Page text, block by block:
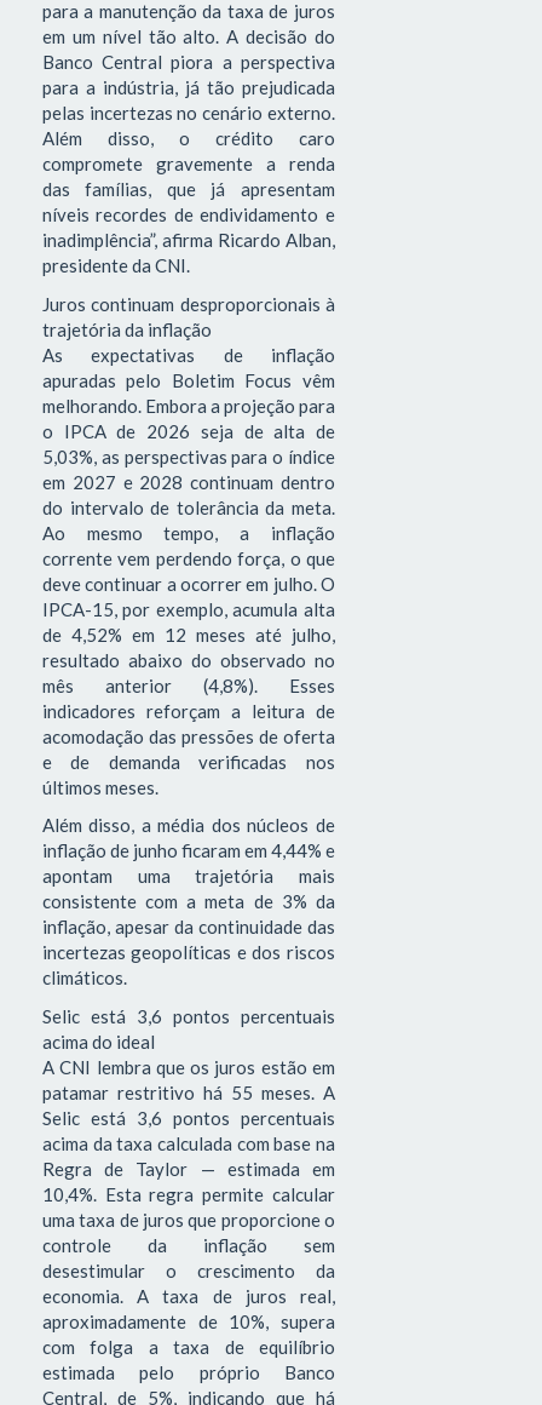
para a manutenção da taxa de juros
em um nível tão alto. A decisão do
Banco Central piora a perspectiva
para a indústria, já tão prejudicada
pelas incertezas no cenário externo.
Além disso, o crédito caro
compromete gravemente a renda
das famílias, que já apresentam
níveis recordes de endividamento e
inadimplência”, afirma Ricardo Alban,
presidente da CNI.
Juros continuam desproporcionais à
trajetória da inflação
As expectativas de inflação
apuradas pelo Boletim Focus vêm
melhorando. Embora a projeção para
o IPCA de 2026 seja de alta de
5,03%, as perspectivas para o índice
em 2027 e 2028 continuam dentro
do intervalo de tolerância da meta.
Ao mesmo tempo, a inflação
corrente vem perdendo força, o que
deve continuar a ocorrer em julho. O
IPCA-15, por exemplo, acumula alta
de 4,52% em 12 meses até julho,
resultado abaixo do observado no
mês anterior (4,8%). Esses
indicadores reforçam a leitura de
acomodação das pressões de oferta
e de demanda verificadas nos
últimos meses.
Além disso, a média dos núcleos de
inflação de junho ficaram em 4,44% e
apontam uma trajetória mais
consistente com a meta de 3% da
inflação, apesar da continuidade das
incertezas geopolíticas e dos riscos
climáticos.
Selic está 3,6 pontos percentuais
acima do ideal
A CNI lembra que os juros estão em
patamar restritivo há 55 meses. A
Selic está 3,6 pontos percentuais
acima da taxa calculada com base na
Regra de Taylor — estimada em
10,4%. Esta regra permite calcular
uma taxa de juros que proporcione o
controle da inflação sem
desestimular o crescimento da
economia. A taxa de juros real,
aproximadamente de 10%, supera
com folga a taxa de equilíbrio
estimada pelo próprio Banco
Central, de 5%, indicando que há